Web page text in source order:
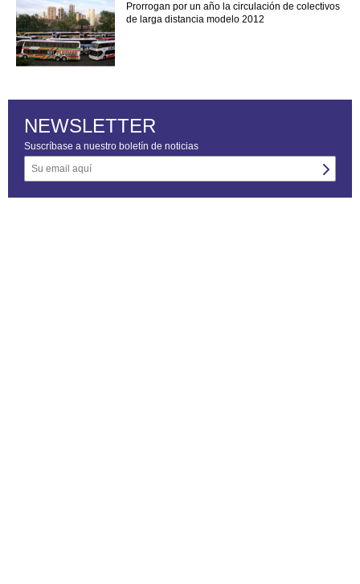
Prorrogan por un año la circulación de colectivos
de larga distancia modelo 2012
NEWSLETTER
Suscríbase a nuestro boletín de noticias